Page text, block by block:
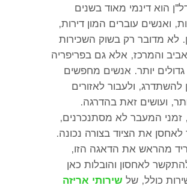
"ן הוא דינמי מאוד בשנים
, ואנשים עוברים המון דירות,
. לא מדובר רק בשוק השכירות
והמרכז, אלא גם בפריפריה
יותר. אנשים מחפשים
להשתדרג, ולעבור לאזורים
, ועושים זאת בהדרגה.
, זמני המעבר לא מסתנכרנים,
לאחסן את הציוד בצורה נכונה.
מהראש את הדאגה הזו,
לאחסון והובלות כאן
כולל, של שירותי אריזה